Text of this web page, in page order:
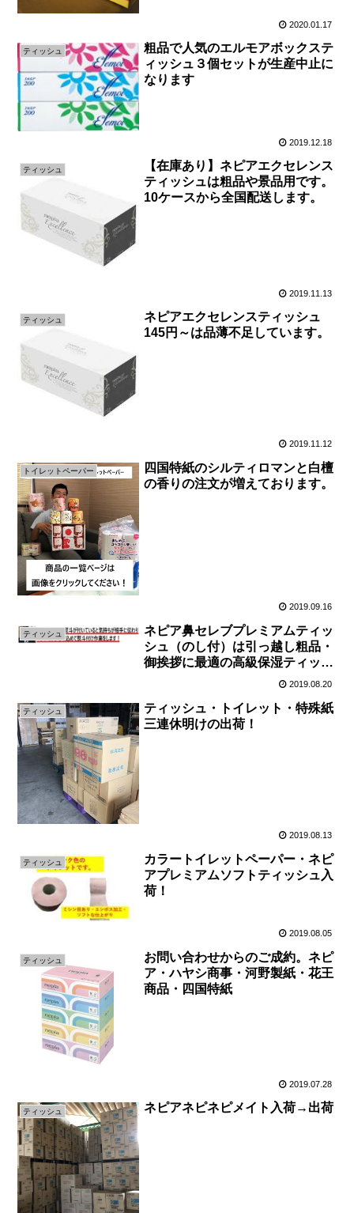
2020.01.17
ティッシュ
粗品で人気のエルモアボックステ
ィッシュ３個セットが生産中止に
なります
2019.12.18
ティッシュ
【在庫あり】ネピアエクセレンス
ティッシュは粗品や景品用です。
10ケースから全国配送します。
2019.11.13
ティッシュ
ネピアエクセレンスティッシュ
145円～は品薄不足しています。
2019.11.12
トイレットペーパー
四国特紙のシルティロマンと白檀
の香りの注文が増えております。
2019.09.16
ティッシュ
ネピア鼻セレブプレミアムティッ
シュ（のし付）は引っ越し粗品・
御挨拶に最適の高級保湿ティッシ
2019.08.20
ティッシュ
ティッシュ・トイレット・特殊紙
三連休明けの出荷！
2019.08.13
ティッシュ
カラートイレットペーパー・ネピ
アプレミアムソフトティッシュ入
荷！
2019.08.05
ティッシュ
お問い合わせからのご成約。ネピ
ア・ハヤシ商事・河野製紙・花王
商品・四国特紙
2019.07.28
ティッシュ ネピアネピネピメイト入荷→出荷